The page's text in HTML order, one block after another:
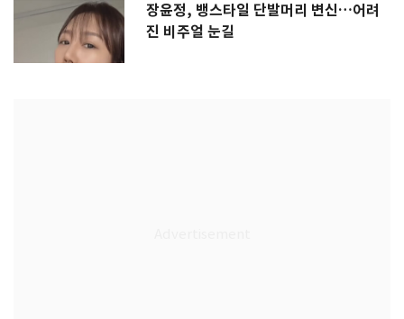
장윤정, 뱅스타일 단발머리 변신…어려
진 비주얼 눈길